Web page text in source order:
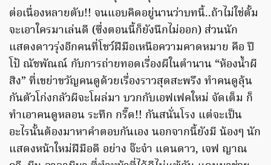
ต่อเนื่องหลายตับ!! จนแอบคิดอยู่นานว่าบทนี้..ถ้าไม่ใช่ตั้ม
จะเอาใครมาเล่นดี (ซึ่งตอนนี้ก็ยังนึกไม่ออก) ส่วนนัก
แสดงดาวรุ่งอีกคนที่โชว์ฝีมือเหนือความคาดหมาย คือ ปี
โป้ ณัชพัณณ์ กับการถ่ายทอดเรื่องผีในตำนาน “ห้องน้ำผี
สิง” ที่เขย่าขวัญคนดูด้วยเรื่องราวสุดสะพรึง ทำคนดูลุ้น
กันตัวโก่งกลัวผีจะโผล่มา บวกกับเอฟเฟคใหม่ จัดเต็ม ก็
ทำเอาคนดูหลอน ระทึก กรี๊ด!! กันสนั่นโรง แต่จะเป็น
อะไรนั้นต้องมาหาคำตอบกันเอง นอกจากนี้ยังมี น้องๆ นัก
แสดงหน้าใหม่ฝีมือดี อย่าง จ๊ะจ๋า แดนดาว, เจฟ ญาณ